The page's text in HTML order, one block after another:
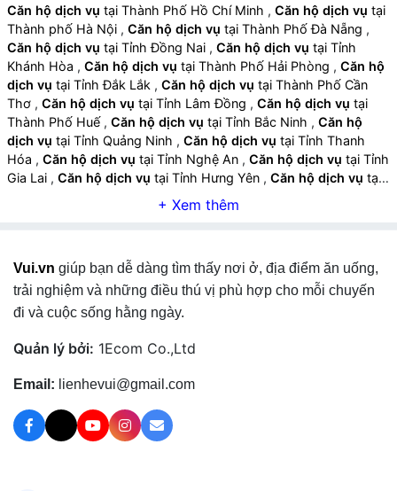
Căn hộ dịch vụ tại Thành Phố Hồ Chí Minh , Căn hộ dịch vụ tại
Thành phố Hà Nội , Căn hộ dịch vụ tại Thành Phố Đà Nẵng ,
Căn hộ dịch vụ tại Tỉnh Đồng Nai , Căn hộ dịch vụ tại Tỉnh
Khánh Hòa , Căn hộ dịch vụ tại Thành Phố Hải Phòng , Căn hộ
dịch vụ tại Tỉnh Đắk Lắk , Căn hộ dịch vụ tại Thành Phố Cần
Thơ , Căn hộ dịch vụ tại Tỉnh Lâm Đồng , Căn hộ dịch vụ tại
Thành Phố Huế , Căn hộ dịch vụ tại Tỉnh Bắc Ninh , Căn hộ
dịch vụ tại Tỉnh Quảng Ninh , Căn hộ dịch vụ tại Tỉnh Thanh
Hóa , Căn hộ dịch vụ tại Tỉnh Nghệ An , Căn hộ dịch vụ tại Tỉnh
Gia Lai , Căn hộ dịch vụ tại Tỉnh Hưng Yên , Căn hộ dịch vụ tại
Căn hộ dịch vụ tại Tỉnh Tây Ninh
Căn hộ dịch vụ
Tỉnh Ninh Bình,Căn hộ dịch vụtại Tỉnh Phú Thọ,Căn hộ dịch
vụtại Tỉnh Hà Tĩnh,Căn hộ dịch vụtại Tỉnh Đồng Tháp,Căn
hộ dịch vụtại Tỉnh Quảng Trị
Điện Biên ,Căn hộ dịch vụtại Tỉnh Lai Châu
Vui.vn giúp bạn dễ dàng tìm thấy nơi ở, địa điểm ăn uống,
trải nghiệm và những điều thú vị phù hợp cho mỗi chuyến
đi và cuộc sống hằng ngày.
Quản lý bởi: 1Ecom Co.,Ltd
Email: lienhevui@gmail.com